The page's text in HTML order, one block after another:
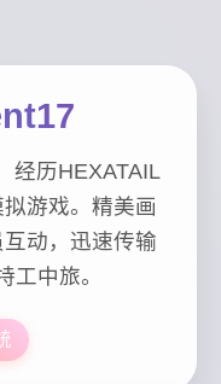
经历HEXATAIL
游戏。精美画
动，迅速传输
工中旅。